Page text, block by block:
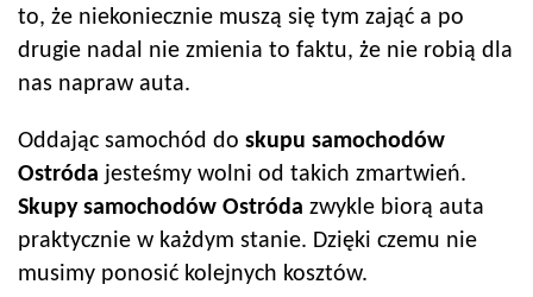
to, że niekoniecznie muszą się tym zająć a po
drugie nadal nie zmienia to faktu, że nie robią dla
nas napraw auta.
Oddając samochód do skupu samochodów
Ostróda jesteśmy wolni od takich zmartwień.
Skupy samochodów Ostróda zwykle biorą auta
praktycznie w każdym stanie. Dzięki czemu nie
musimy ponosić kolejnych kosztów.